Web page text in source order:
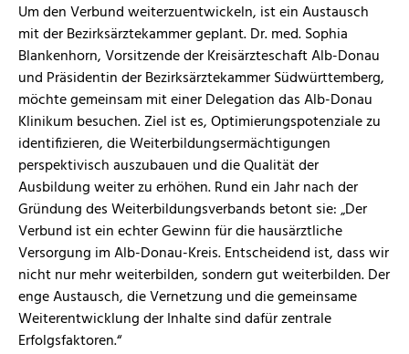
Um den Verbund weiterzuentwickeln, ist ein Austausch
mit der Bezirksärztekammer geplant. Dr. med. Sophia
Blankenhorn, Vorsitzende der Kreisärzteschaft Alb-Donau
und Präsidentin der Bezirksärztekammer Südwürttemberg,
möchte gemeinsam mit einer Delegation das Alb-Donau
Klinikum besuchen. Ziel ist es, Optimierungspotenziale zu
identifizieren, die Weiterbildungsermächtigungen
perspektivisch auszubauen und die Qualität der
Ausbildung weiter zu erhöhen. Rund ein Jahr nach der
Gründung des Weiterbildungsverbands betont sie: „Der
Verbund ist ein echter Gewinn für die hausärztliche
Versorgung im Alb-Donau-Kreis. Entscheidend ist, dass wir
nicht nur mehr weiterbilden, sondern gut weiterbilden. Der
enge Austausch, die Vernetzung und die gemeinsame
Weiterentwicklung der Inhalte sind dafür zentrale
Erfolgsfaktoren.“